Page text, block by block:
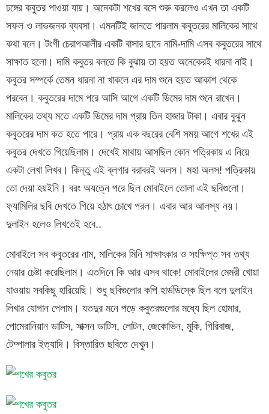
ঢঙ্গের কবুতর পাওয়া যায়। অনেকটা শখের বসে শুরু করলেও এখন তা একটি
সফল ও লাভজনক ব্যবসা। এমনটিই জানতে পারলাম কবুতরের মালিকের সাথে
কথা বলে। টংগী চেরাগআলীর একটি বাসার ছাদে নামি-দামি এসব কবুতরের সাথে
সাক্ষাত হলো। দামি কবুতর বলতে কি বুঝায় তা হয়ত অনেকেরই ধারনা নাই।
কবুতর সম্পর্কে তেমন ধারনা না খাকলে এর দাম শুনে হয়ত আকাশ থেকে
পরবেন। কবুতরের দামে পরে আসি আগে একটি ডিমের দাম শুনে রাখেন।
মালিকের তথ্য মতে একটি ডিমের দাম প্রায় তিন হাজার টাকা। এবার বুঝুন
কবুতরের দাম কত হতে পারে। প্রায় এক বছরের বেশি সময় আগে শখের এই
কবুতর দেখতে গিয়েছিলাম। দেখেই মাথায় আসছিল কোন পত্রিকায় এ নিয়ে
একটা লেখা লিখব। কিন্তু এই ব্লগার বরাবরই অলস। মহা অলস! পত্রিকায়
তো দেয়া হয়ইনি। বরং অযত্নে পরে ছিল মোবাইলে তোলা এই ছবিগুলো।
ফ্যামিলির ছবি দেখতে গিয়ে হঠাৎ চোখে পরল। এবার আর আলস্য নয়।
দুলাইন হলেও লিখতেই হবে..
মোবাইলে সব কবুতরের নাম, মালিকের মিনি সাক্ষাৎকার ও সংক্ষিপ্ত সব তথ্য
নেয়ার চেষ্টা করেছিলাম। এতদিনে কি আর এসব থাকে! মোবাইলের মেমরী খোয়া
যাওয়ায় সবকিছু হারিয়েছি। শুধু ছবিগুলোর কপি হার্ডডিস্কে ছিল বলে দুলাইন
লিখার যোগান পেলাম। যতদুর মনে পড়ে কবুতরগুলোর মধ্যে ছিল হোমার,
পোমেরানিয়ান ডাটিস, সাক্সন ডাটিস, লোটন, জেকোভিন, মুকি, গিরিবাজ,
টেম্পালার ইত্যাদি। বিস্তারিত ছবিতে দেখুন।